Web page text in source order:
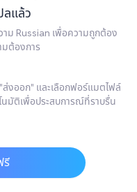
ลแล้ว
าม Russian เพื่อความถูกต้อง
มต้องการ
งออก" และเลือกฟอร์แมตไฟล์
นมัติเพื่อประสบการณ์ที่ราบรื่น
รี